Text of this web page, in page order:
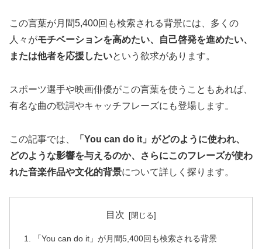
この言葉が月間5,400回も検索される背景には、多くの
人々がモチベーションを高めたい、自己啓発を進めたい、
または他者を応援したいという欲求があります。
スポーツ選手や映画俳優がこの言葉を使うこともあれば、
有名な曲の歌詞やキャッチフレーズにも登場します。
この記事では、
「You can do it」がどのように使われ、
どのような影響を与えるのか、さらにこのフレーズが使わ
れた音楽作品や文化的背景について詳しく探ります。
目次
「You can do it」が月間5,400回も検索される背景